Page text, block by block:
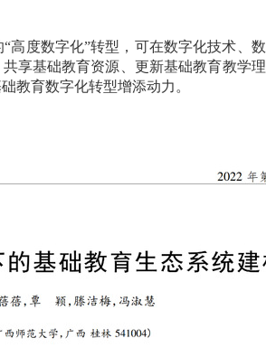
高度数字化”转型，可在数字化技术、
享基础教育资源、更新基础教育教学
教育数字化转型增添动力。